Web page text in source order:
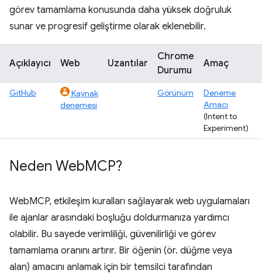
görev tamamlama konusunda daha yüksek doğruluk
sunar ve progresif geliştirme olarak eklenebilir.
Açıklayıcı Web Uzantılar
Chrome
Durumu
Amaç
GitHub
Kaynak
denemesi
Görünüm
Deneme
Amacı
(Intent to
Experiment)
Neden WebMCP?
WebMCP, etkileşim kuralları sağlayarak web uygulamaları
ile ajanlar arasındaki boşluğu doldurmanıza yardımcı
olabilir. Bu sayede verimliliği, güvenilirliği ve görev
tamamlama oranını artırır. Bir öğenin (ör. düğme veya
alan) amacını anlamak için bir temsilci tarafından